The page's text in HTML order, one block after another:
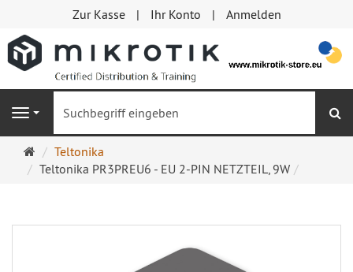
Zur Kasse Ihr Konto Anmelden
Navigation
Startseite
Teltonika
Teltonika PR3PREU6 - EU 2-PIN NETZTEIL, 9W